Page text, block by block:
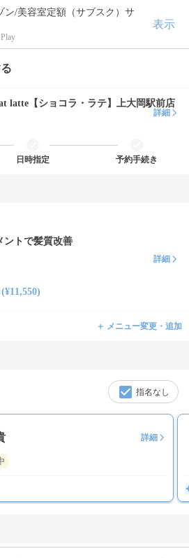
ン/美容室定額（サブスク）サ
表示
latte【ショコラ・ラテ】上大岡駅前店
詳細
日時指定 予約手続き
ントで髪質改善
詳細
＋ メニュー変更・追加
指名なし
詳細